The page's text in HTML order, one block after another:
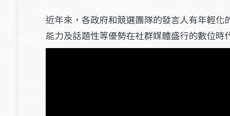
近年來，各政府和競選團隊的發言人有年輕
能力及話題性等優勢在社群媒體盛行的數位時